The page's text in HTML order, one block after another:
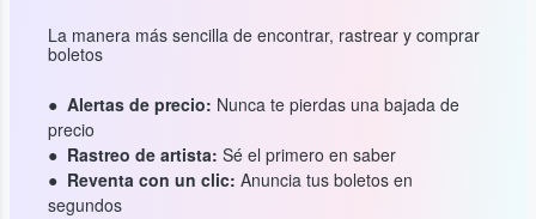
La manera más sencilla de encontrar, rastrear y comprar
boletos
Alertas de precio: Nunca te pierdas una bajada de
precio
Rastreo de artista: Sé el primero en saber
Reventa con un clic: Anuncia tus boletos en
segundos